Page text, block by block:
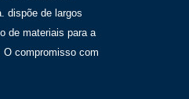
dispõe de largos
de materiais para a
O compromisso com